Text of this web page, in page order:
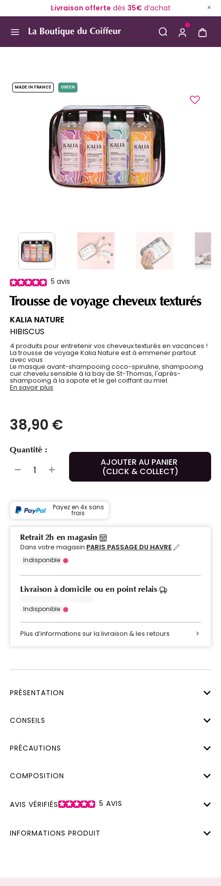
Livraison offerte dès 35€d’achat
MADE IN FRANCE GREEN
5 avis
Trousse de voyage cheveux texturés
KALIA NATURE
HIBISCUS
4 produits pour entretenir vos cheveux texturés en vacances !
La trousse de voyage Kalia Nature est à emmener partout
avec vous :
Le masque avant-shampooing coco-spiruline, shampooing
cuir chevelu sensible à la bay de St-Thomas, l'après-
shampooing à la sapote et le gel coiffant au miel.
En savoir plus
38,90 €
Quantité :
AJOUTER AU PANIER
(CLICK & COLLECT)
Payez en 4x sans
frais
Retrait 2h en magasin
Dans votre magasin PARIS PASSAGE DU HAVRE
Indisponible
Livraison à domicile ou en point relais
Indisponible
Plus d’informations sur la livraison & les retours
PRÉSENTATION
CONSEILS
PRÉCAUTIONS
COMPOSITION
AVIS VÉRIFIÉS 5 AVIS
INFORMATIONS PRODUIT